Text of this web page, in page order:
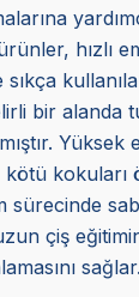
hızlı
sıkça
bir alanda
Yüksek
kokuları
çiş
sağlar.